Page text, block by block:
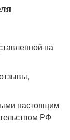
на
настоящим
РФ